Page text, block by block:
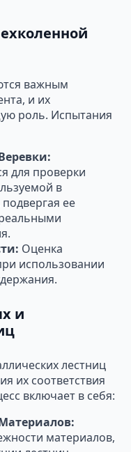
важным
и их
роль. Испытания
для проверки
в
ее
Оценка
использовании
и
лестниц
их соответствия
включает в себя:
материалов,